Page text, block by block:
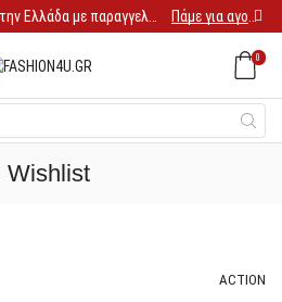
Πάμε για αγορές
0
Wishlist
ACTION